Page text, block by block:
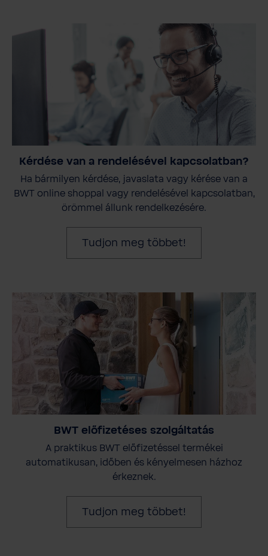
Kérdése van a rendelésével kapcsolatban?
Ha bármilyen kérdése, javaslata vagy kérése van a
BWT online shoppal vagy rendelésével kapcsolatban,
örömmel állunk rendelkezésére.
Tudjon meg többet!
BWT előfizetéses szolgáltatás
A praktikus BWT előfizetéssel termékei
automatikusan, időben és kényelmesen házhoz
érkeznek.
Tudjon meg többet!